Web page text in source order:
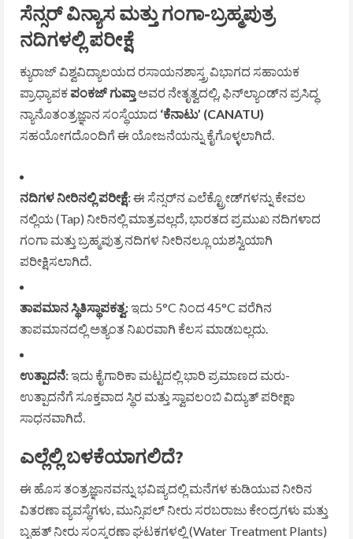
ಸೆನ್ಸರ್ ವಿನ್ಯಾಸ ಮತ್ತು ಗಂಗಾ-ಬ್ರಹ್ಮಪುತ್ರ
ನದಿಗಳಲ್ಲಿ ಪರೀಕ್ಷೆ
ಕ್ಯುರಾಜ್ ವಿಶ್ವವಿದ್ಯಾಲಯದ ರಸಾಯನಶಾಸ್ತ್ರ ವಿಭಾಗದ ಸಹಾಯಕ
ಪ್ರಾಧ್ಯಾಪಕ ಪಂಕಜ್ ಗುಪ್ತಾ ಅವರ ನೇತೃತ್ವದಲ್ಲಿ, ಫಿನ್‌ಲ್ಯಾಂಡ್‌ನ ಪ್ರಸಿದ್ಧ
ನ್ಯಾನೊತಂತ್ರಜ್ಞಾನ ಸಂಸ್ಥೆಯಾದ ‘ಕೆನಾಟು’ (CANATU)
ಸಹಯೋಗದೊಂದಿಗೆ ಈ ಯೋಜನೆಯನ್ನು ಕೈಗೊಳ್ಳಲಾಗಿದೆ.
ನದಿಗಳ ನೀರಿನಲ್ಲಿ ಪರೀಕ್ಷೆ:ಈ ಸೆನ್ಸರ್‌ನ ಎಲೆಕ್ಟ್ರೋಡ್‌ಗಳನ್ನು ಕೇವಲ
ನಲ್ಲಿಯ (Tap) ನೀರಿನಲ್ಲಿ ಮಾತ್ರವಲ್ಲದೆ, ಭಾರತದ ಪ್ರಮುಖ ನದಿಗಳಾದ
ಗಂಗಾ ಮತ್ತು ಬ್ರಹ್ಮಪುತ್ರ ನದಿಗಳ ನೀರಿನಲ್ಲೂ ಯಶಸ್ವಿಯಾಗಿ
ಪರೀಕ್ಷಿಸಲಾಗಿದೆ.
ತಾಪಮಾನ ಸ್ಥಿತಿಸ್ಥಾಪಕತ್ವ:ಇದು 5°C ನಿಂದ 45°C ವರೆಗಿನ
ತಾಪಮಾನದಲ್ಲಿ ಅತ್ಯಂತ ನಿಖರವಾಗಿ ಕೆಲಸ ಮಾಡಬಲ್ಲದು.
ಉತ್ಪಾದನೆ:ಇದು ಕೈಗಾರಿಕಾ ಮಟ್ಟದಲ್ಲಿ ಭಾರಿ ಪ್ರಮಾಣದ ಮರು-
ಉತ್ಪಾದನೆಗೆ ಸೂಕ್ತವಾದ ಸ್ಥಿರ ಮತ್ತು ಸ್ವಾವಲಂಬಿ ವಿದ್ಯುತ್ ಪರೀಕ್ಷಾ
ಸಾಧನವಾಗಿದೆ.
ಎಲ್ಲೆಲ್ಲಿ ಬಳಕೆಯಾಗಲಿದೆ?
ಈ ಹೊಸ ತಂತ್ರಜ್ಞಾನವನ್ನು ಭವಿಷ್ಯದಲ್ಲಿ ಮನೆಗಳ ಕುಡಿಯುವ ನೀರಿನ
ವಿತರಣಾ ವ್ಯವಸ್ಥೆಗಳು, ಮುನ್ಸಿಪಲ್ ನೀರು ಸರಬರಾಜು ಕೇಂದ್ರಗಳು ಮತ್ತು
ಬೃಹತ್ ನೀರು ಸಂಸ್ಕರಣಾ ಘಟಕಗಳಲ್ಲಿ (Water Treatment Plants)